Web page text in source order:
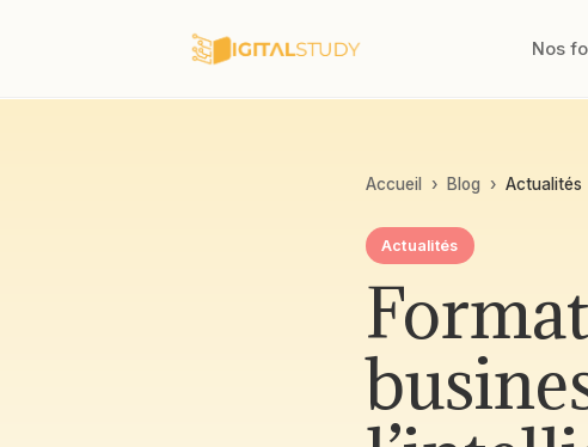
Nos
Accueil › Blog › Actualités
Actualités